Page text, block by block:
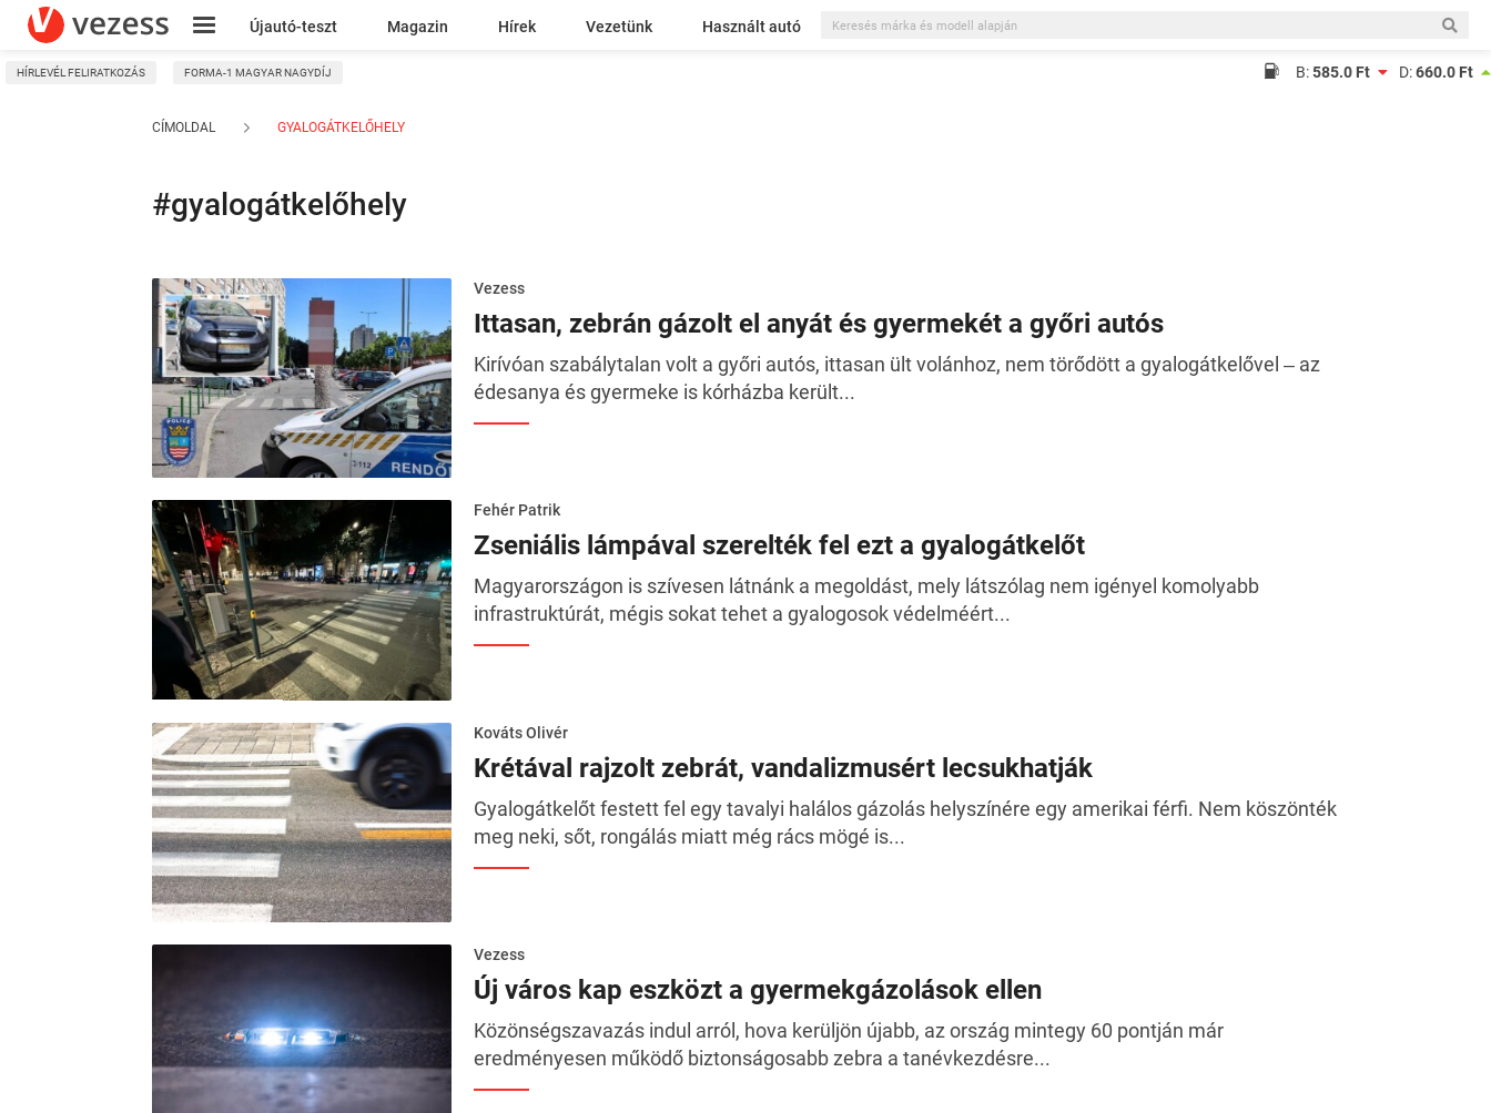
Újautó-teszt Magazin Hírek Vezetünk Használt autó
Kresz
HÍRLEVÉL FELIRATKOZÁS FORMA-1 MAGYAR NAGYDÍJ B:585.0 Ft D:660.0 Ft
CÍMOLDAL GYALOGÁTKELŐHELY
#gyalogátkelőhely
Vezess
Ittasan, zebrán gázolt el anyát és gyermekét a győri autós
Kirívóan szabálytalan volt a győri autós, ittasan ült volánhoz, nem törődött a gyalogátkelővel ‒ az
édesanya és gyermeke is kórházba került...
Fehér Patrik
Zseniális lámpával szerelték fel ezt a gyalogátkelőt
Magyarországon is szívesen látnánk a megoldást, mely látszólag nem igényel komolyabb
infrastruktúrát, mégis sokat tehet a gyalogosok védelméért...
Kováts Olivér
Krétával rajzolt zebrát, vandalizmusért lecsukhatják
Gyalogátkelőt festett fel egy tavalyi halálos gázolás helyszínére egy amerikai férfi. Nem köszönték
meg neki, sőt, rongálás miatt még rács mögé is...
Vezess
Új város kap eszközt a gyermekgázolások ellen
Közönségszavazás indul arról, hova kerüljön újabb, az ország mintegy 60 pontján már
eredményesen működő biztonságosabb zebra a tanévkezdésre...